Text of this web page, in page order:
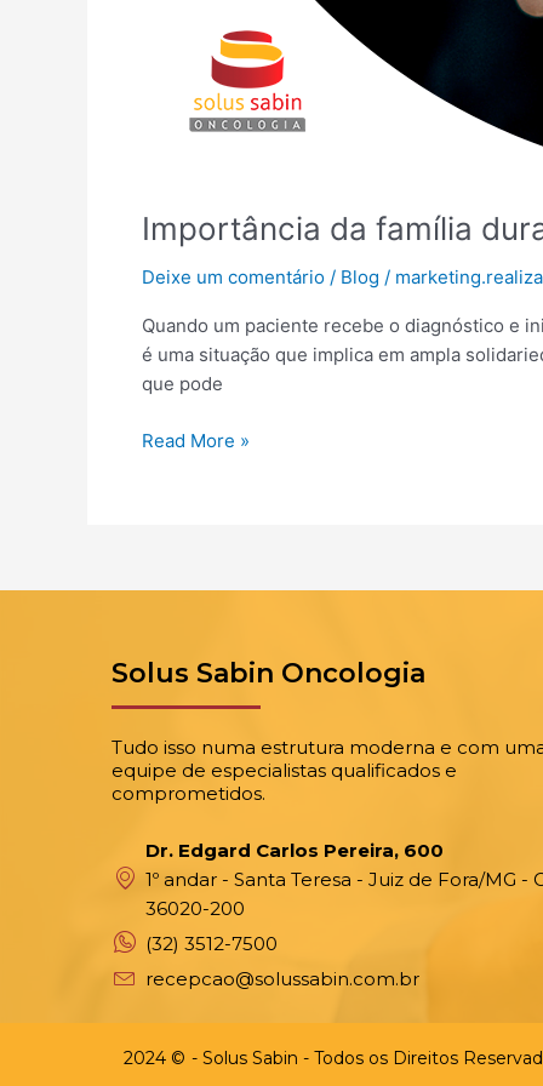
Importância da família
Deixe um comentário / Blog /
Quando um paciente recebe o diagnóstico e
é uma situação que implica em ampla
que pode
Read More »
Solus Sabin Oncologia
Tudo isso numa estrutura moderna e com
equipe de especialistas qualificados e
comprometidos.
Dr. Edgard Carlos Pereira, 600
1º andar - Santa Teresa - Juiz de Fora/MG -
36020-200
(32) 3512-7500
recepcao@solussabin.com.br
2024 © - Solus Sabin - Todos os Direitos